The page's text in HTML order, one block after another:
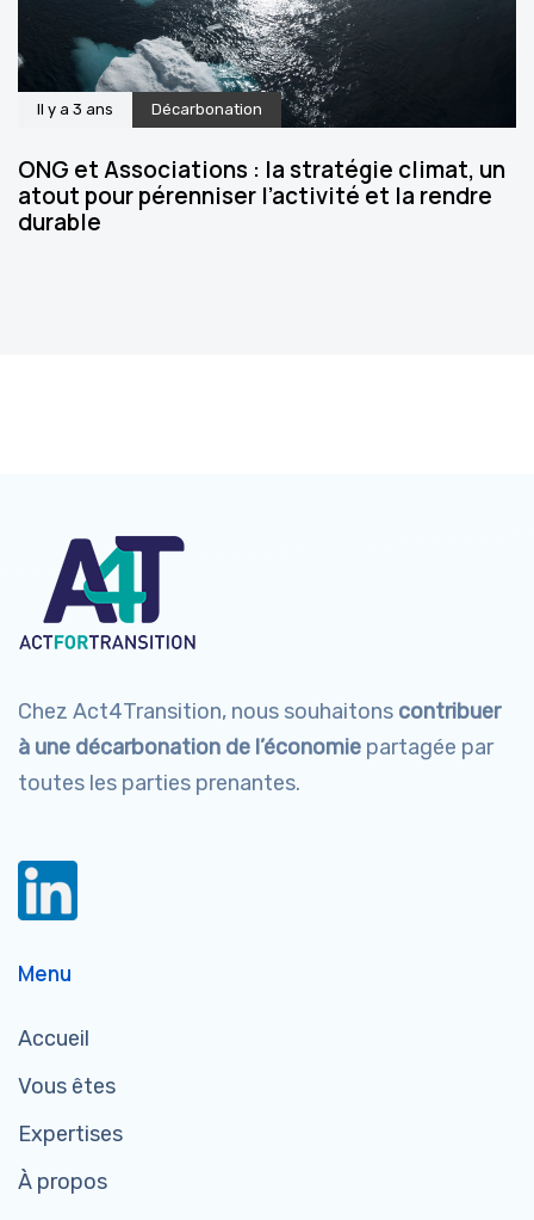
Il y a 3 ans Décarbonation
ONG et Associations : la stratégie climat, un
atout pour pérenniser l’activité et la rendre
durable
Chez Act4Transition, nous souhaitons contribuer
à une décarbonation de l’économie partagée par
toutes les parties prenantes.
Menu
Accueil
Vous êtes
Expertises
À propos